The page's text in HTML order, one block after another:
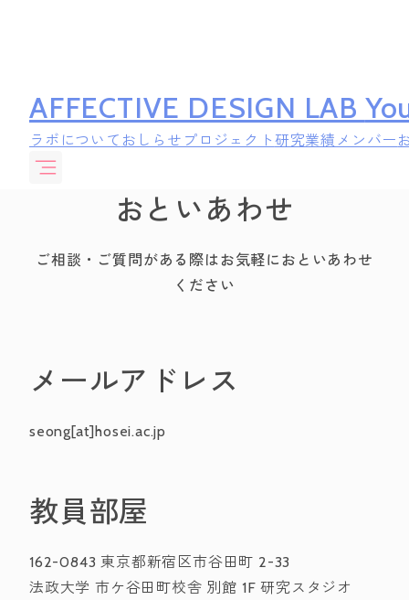
AFFECTIVE DESIGN LAB
ラボについて おしらせ プロジェクト 研究業績 メンバー
おといあわせ
ご相談・ご質問がある際はお気軽におといあわせ
ください
メールアドレス
seong[at]hosei.ac.jp
教員部屋
162-0843 東京都新宿区市谷田町 2-33
法政大学 市ケ谷田町校舎 別館 1F 研究スタジオ